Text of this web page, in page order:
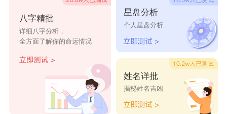
赵敏
赵辰
赵缘
赵瑛
赵奇 赵凯
赵孜
赵潞 赵妹
赵春
赵靖 赵嫒 赵珣 赵芷
八字精批
详细八字分析，
全方面了解你的命运情况
星盘分析
个人星盘分析
姓名详批
揭秘姓名吉凶